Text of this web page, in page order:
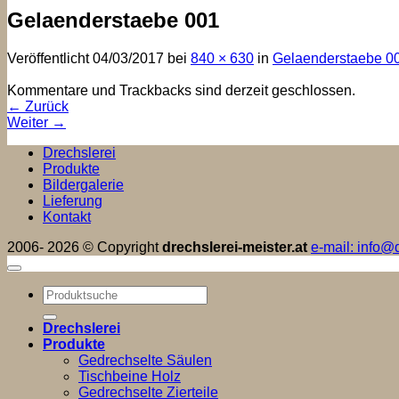
Gelaenderstaebe 001
Veröffentlicht04/03/2017 bei 840 × 630 in Gelaenderstaebe
Kommentare und Trackbacks sind derzeit geschlossen.
← Zurück
Weiter →
Drechslerei
Produkte
Bildergalerie
Lieferung
Kontakt
2006- 2026 © Copyrightdrechslerei-meister.at e-mail:
Suchen
nach:
Drechslerei
Produkte
Gedrechselte Säulen
Tischbeine Holz
Gedrechselte Zierteile